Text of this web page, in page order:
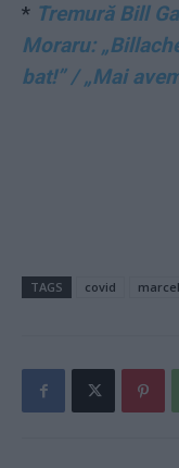
* Tremură Bill
Moraru:
bat!” / „Mai
TAGS covid